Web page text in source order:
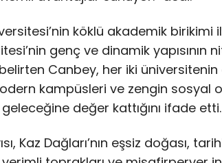
köklü akademik birikimi
genç ve dinamik yapısının
Canbey, her iki
kampüsleri ve zengin sosyal
değer kattığını ifade etti.
Kaz Dağları’nın eşsiz doğası,